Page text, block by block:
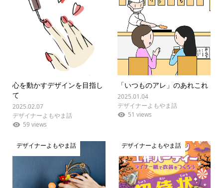
心を動かすデザインを目指し
て
2025.02.07
デザイナーよもやま話
59 views
「いつものアレ」のあれこれ
2025.01.04
デザイナーよもやま話
51 views
デザイナーよもやま話 デザイナーよもやま話